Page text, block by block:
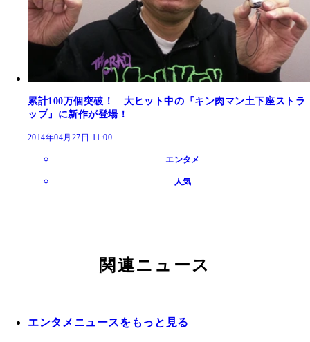
累計100万個突破！ 大ヒット中の『キン肉マン土下座ストラ
ップ』に新作が登場！
2014年04月27日 11:00
エンタメ
人気
関連ニュース
エンタメニュースをもっと見る